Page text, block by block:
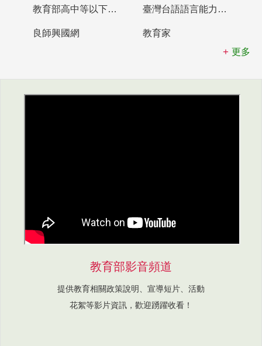
教育部高中等以下學校及幼兒園教師資格檢定考試 臺灣台語語言能力認證網站
良師興國網
教育家
更多
教育部影音頻道
提供教育相關政策說明、宣導短片、活動
花絮等影片資訊，歡迎踴躍收看！